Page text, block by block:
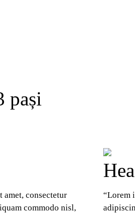
pași
amet, consectetur
commodo nisl,
“Lorem